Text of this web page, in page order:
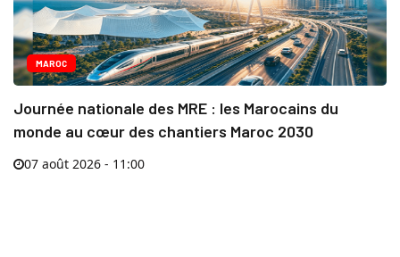
MAROC
Journée nationale des MRE : les Marocains du
monde au cœur des chantiers Maroc 2030
07 août 2026 - 11:00